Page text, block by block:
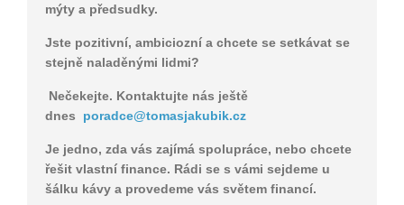
mýty a předsudky.
Jste pozitivní, ambiciozní a chcete se setkávat se
stejně naladěnými lidmi?
Nečekejte. Kontaktujte nás ještě
dnes poradce@tomasjakubik.cz
Je jedno, zda vás zajímá spolupráce, nebo chcete
řešit vlastní finance. Rádi se s vámi sejdeme u
šálku kávy a provedeme vás světem financí.